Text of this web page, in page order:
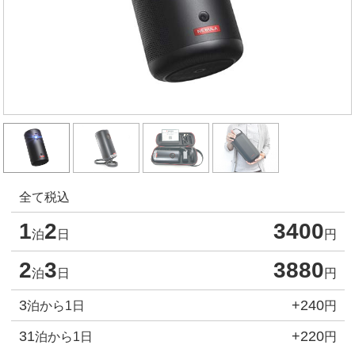
全て税込
1泊2 日 3400円
2泊3 日 3880円
3泊から1日 +240円
31泊から1日 +220円